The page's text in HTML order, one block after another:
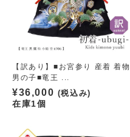
【訳あり】■お宮参り 産着 着物
男の子■竜王 ...
¥36,000 (税込み)
在庫1個